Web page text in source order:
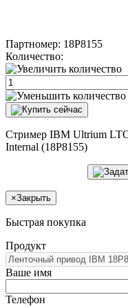
Партномер: 18P8155
Количество:
Стример IBM Ultrium
Internal (18P8155)
×Закрыть
Быстрая покупка
Продукт
Ваше имя
Телефон